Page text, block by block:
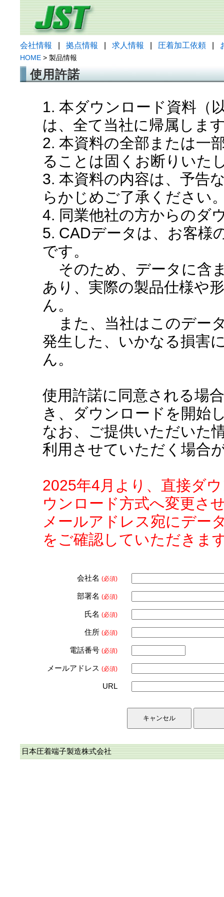
会社情報 拠点情報 求人情報 圧着加工依頼
HOME > 製品情報
使用許諾
1. 本ダウンロード資料（
は、全て当社に帰属しま
2. 本資料の全部または一
ることは固くお断りいた
3. 本資料の内容は、予告
らかじめご了承ください
4. 同業他社の方からのダ
5. CADデータは、お客様
です。
そのため、データに含
あり、実際の製品仕様や
ん。
また、当社はこのデー
発生した、いかなる損害
ん。
使用許諾に同意される場
き、ダウンロードを開始
なお、ご提供いただいた
利用させていただく場合
2025年4月より、直接ダ
ウンロード方式へ変更さ
メールアドレス宛にデー
をご確認していただきま
会社名 (必須)
部署名 (必須)
氏名 (必須)
住所 (必須)
電話番号 (必須)
メールアドレス (必須)
URL
日本圧着端子製造株式会社